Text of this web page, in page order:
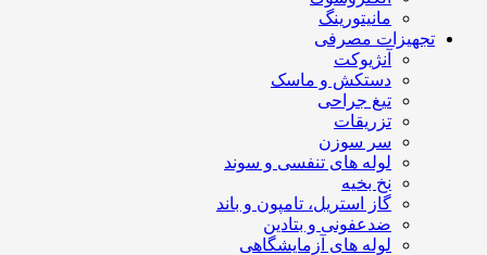
مانیتورینگ
تجهیزات مصرفی
آنژیوکت
دستکش و ماسک
تیغ جراحی
تزریقات
سر سوزن
لوله های تنفسی و سوند
نخ بخیه
گاز استریل، تامپون و باند
ضدعفونی و بتادین
لوله های آزمایشگاهی